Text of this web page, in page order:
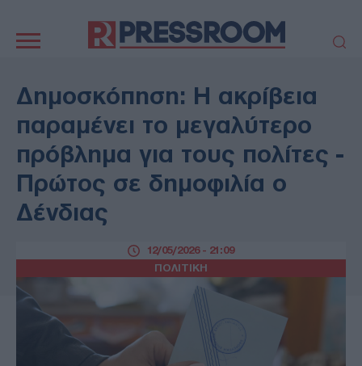
πλοήγηση
ΠΟΛΙΤΙΚΗ
ΤΟΥΡΚΙΑ
ΟΙΚΟΝΟΜΙΑ
ΕΚΚΛΗΣΙΑ
ΑΜΥΝΑ
ΔΙΕΘΝΗ
ΚΥΠΡΟΣ
MEDIA
LIFESTYLE
SPORTS
ΤΕΧΝΟΛΟΓΙΑ
ΠΑΡΑΞΕΝΑ
ΖΩΔΙΑ
ΑΡΘΡΟΓΡΑΦΙΑ
Δημοσκόπηση: Η ακρίβεια
παραμένει το μεγαλύτερο
πρόβλημα για τους πολίτες -
Πρώτος σε δημοφιλία ο
Δένδιας
ΠΟΛΙΤΙΚΗ
12/05/2026 - 21:09